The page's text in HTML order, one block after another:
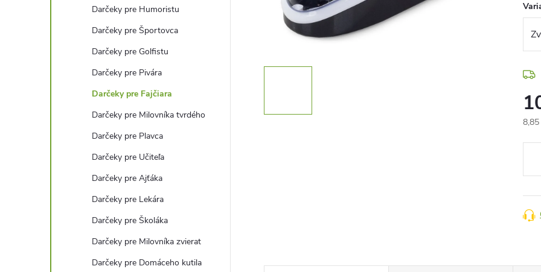
Darčeky pre Humoristu
Darčeky pre Športovca
Darčeky pre Golfistu
Darčeky pre Pivára
Darčeky pre Fajčiara
Darčeky pre Milovníka tvrdého
Darčeky pre Plavca
Darčeky pre Učiteľa
Darčeky pre Ajťáka
Darčeky pre Lekára
Darčeky pre Školáka
Darčeky pre Milovníka zvierat
Darčeky pre Domáceho kutila